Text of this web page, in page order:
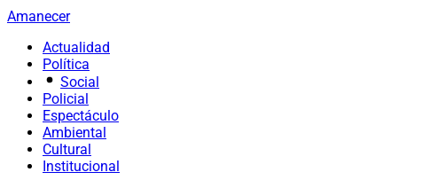
Amanecer
Actualidad
Política
Social
Policial
Espectáculo
Ambiental
Cultural
Institucional